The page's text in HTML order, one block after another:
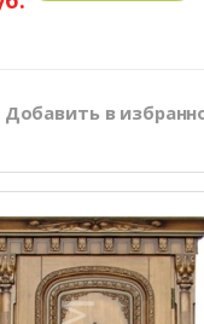
Добавить в